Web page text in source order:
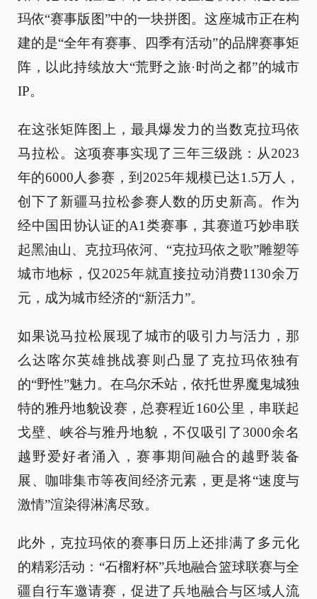
玛依“赛事版图”中的一块拼图。这座城市正在构
建的是“全年有赛事、四季有活动”的品牌赛事矩
阵，以此持续放大“荒野之旅·时尚之都”的城市
IP。
在这张矩阵图上，最具爆发力的当数克拉玛依
马拉松。这项赛事实现了三年三级跳：从2023
年的6000人参赛，到2025年规模已达1.5万人，
创下了新疆马拉松参赛人数的历史新高。作为
经中国田协认证的A1类赛事，其赛道巧妙串联
起黑油山、克拉玛依河、“克拉玛依之歌”雕塑等
城市地标，仅2025年就直接拉动消费1130余万
元，成为城市经济的“新活力”。
如果说马拉松展现了城市的吸引力与活力，那
么达喀尔英雄挑战赛则凸显了克拉玛依独有
的“野性”魅力。在乌尔禾站，依托世界魔鬼城独
特的雅丹地貌设赛，总赛程近160公里，串联起
戈壁、峡谷与雅丹地貌，不仅吸引了3000余名
越野爱好者涌入，赛事期间融合的越野装备
展、咖啡集市等夜间经济元素，更是将“速度与
激情”渲染得淋漓尽致。
此外，克拉玛依的赛事日历上还排满了多元化
的精彩活动：“石榴籽杯”兵地融合篮球联赛与全
疆自行车邀请赛，促进了兵地融合与区域人流